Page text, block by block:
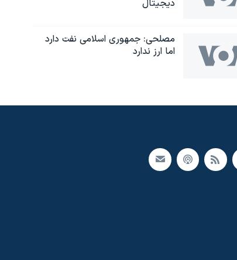
دیجیتال
مصلحی: جمهوری اسلامی نفت دارد
اما ارز ندارد